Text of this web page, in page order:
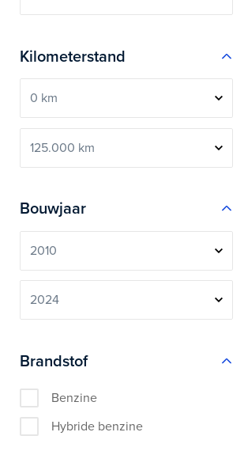
Kilometerstand
Bouwjaar
Brandstof
Benzine
Hybride benzine